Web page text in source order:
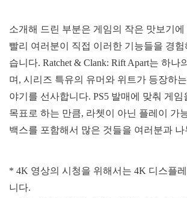
소개해 드린 부분은 게임의 작은 맛보기에
빨리 여러분이 직접 이러한 기능들을 경
습니다. Ratchet & Clank: Rift Apart는 하나
며, 시리즈 특유의 유머와 위트가 등장하는
야기를 선사합니다. PS5 발매에 맞춰 게
목표로 하는 만큼, 라쳇이 아닌 플레이 가
백스를 포함해서 많은 것들을 여러분과
* 4K 영상의 시청을 위해서는 4K 디스플
니다.